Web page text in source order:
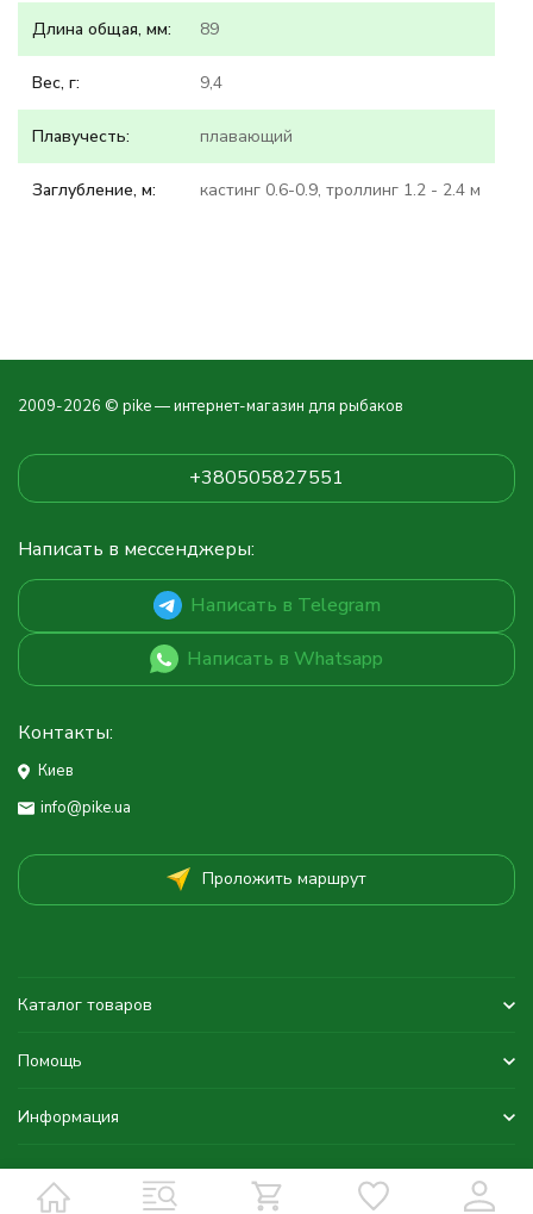
Длина общая, мм: 89
Вес, г: 9,4
Плавучесть: плавающий
Заглубление, м: кастинг 0.6-0.9, троллинг 1.2 - 2.4 м
2009-2026 © pike — интернет-магазин для рыбаков
+380505827551
Написать в мессенджеры:
Написать в Telegram
Написать в Whatsapp
Контакты:
Киев
info@pike.ua
Проложить маршрут
Каталог товаров
Помощь
Информация